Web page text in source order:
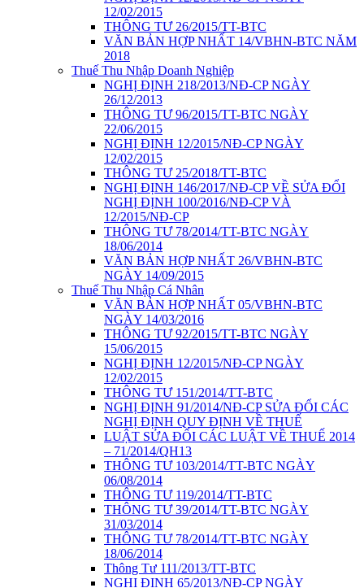
12/02/2015
THÔNG TƯ 26/2015/TT-BTC
VĂN BẢN HỢP NHẤT 14/VBHN-BTC NĂM
2018
Thuế Thu Nhập Doanh Nghiệp
NGHỊ ĐỊNH 218/2013/NĐ-CP NGÀY
26/12/2013
THÔNG TƯ 96/2015/TT-BTC NGÀY
22/06/2015
NGHỊ ĐỊNH 12/2015/NĐ-CP NGÀY
12/02/2015
THÔNG TƯ 25/2018/TT-BTC
NGHỊ ĐỊNH 146/2017/NĐ-CP VỀ SỬA ĐỔI
NGHỊ ĐỊNH 100/2016/NĐ-CP VÀ
12/2015/NĐ-CP
THÔNG TƯ 78/2014/TT-BTC NGÀY
18/06/2014
VĂN BẢN HỢP NHẤT 26/VBHN-BTC
NGÀY 14/09/2015
Thuế Thu Nhập Cá Nhân
VĂN BẢN HỢP NHẤT 05/VBHN-BTC
NGÀY 14/03/2016
THÔNG TƯ 92/2015/TT-BTC NGÀY
15/06/2015
NGHỊ ĐỊNH 12/2015/NĐ-CP NGÀY
12/02/2015
THÔNG TƯ 151/2014/TT-BTC
NGHỊ ĐỊNH 91/2014/NĐ-CP SỬA ĐỔI CÁC
NGHỊ ĐỊNH QUY ĐỊNH VỀ THUẾ
LUẬT SỬA ĐỔI CÁC LUẬT VỀ THUẾ 2014
– 71/2014/QH13
THÔNG TƯ 103/2014/TT-BTC NGÀY
06/08/2014
THÔNG TƯ 119/2014/TT-BTC
THÔNG TƯ 39/2014/TT-BTC NGÀY
31/03/2014
THÔNG TƯ 78/2014/TT-BTC NGÀY
18/06/2014
Thông Tư 111/2013/TT-BTC
NGHỊ ĐỊNH 65/2013/NĐ-CP NGÀY